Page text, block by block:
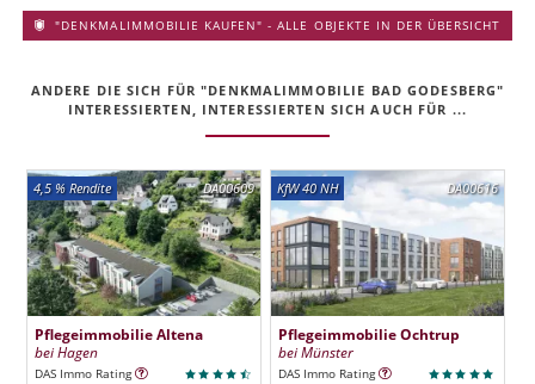
"DENKMALIMMOBILIE KAUFEN" - ALLE OBJEKTE IN DER ÜBERSICHT
ANDERE DIE SICH FÜR "DENKMALIMMOBILIE BAD GODESBERG"
INTERESSIERTEN, INTERESSIERTEN SICH AUCH FÜR ...
DA00609
4,5 % Rendite
Pflegeimmobilie Altena
bei Hagen
DAS Immo Rating
DA00616
KfW 40 NH
Pflegeimmobilie Ochtrup
bei Münster
DAS Immo Rating